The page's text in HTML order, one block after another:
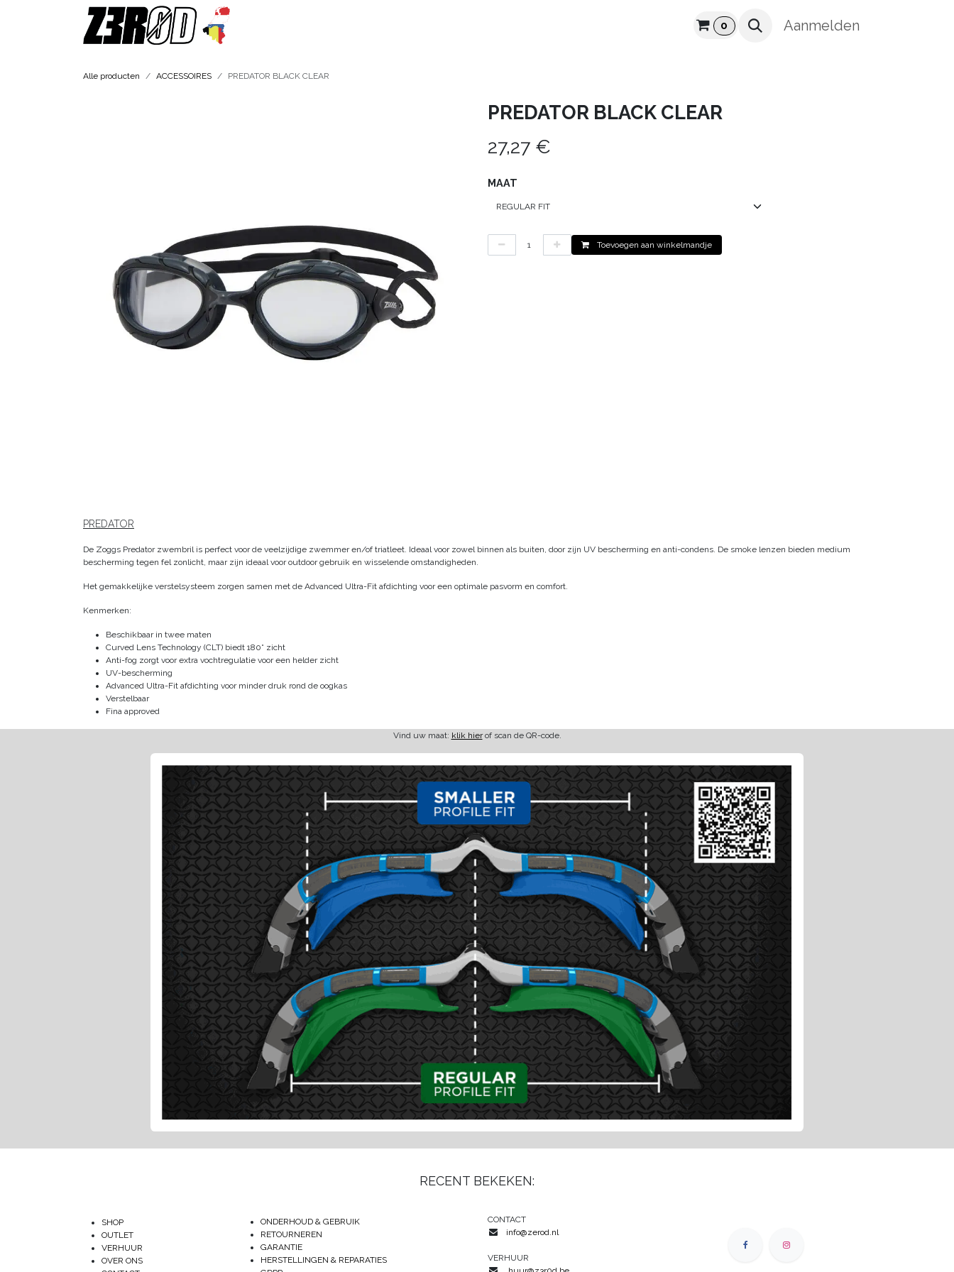
0 Aanmelden
Alle producten ACCESSOIRES PREDATOR BLACK CLEAR
PREDATOR BLACK CLEAR
27,27 €
MAAT
Toevoegen aan winkelmandje
PREDATOR
De Zoggs Predator zwembril is perfect voor de veelzijdige zwemmer en/of triatleet. Ideaal voor zowel binnen als buiten, door zijn UV bescherming en anti-condens. De smoke lenzen bieden medium
bescherming tegen fel zonlicht, maar zijn ideaal voor outdoor gebruik en wisselende omstandigheden.
Het gemakkelijke verstelsysteem zorgen samen met de Advanced Ultra-Fit afdichting voor een optimale pasvorm en comfort.
Kenmerken:
Beschikbaar in twee maten
Curved Lens Technology (CLT) biedt 180° zicht
Anti-fog zorgt voor extra vochtregulatie voor een helder zicht
UV-bescherming
Advanced Ultra-Fit afdichting voor minder druk rond de oogkas
Verstelbaar
Fina approved
Vind uw maat: klik hierof scan de QR-code.
RECENT BEKEKEN:
SHOP
OUTLET
VERHUUR
OVER ONS
ONDERHOUD & GEBRUIK
RETOURNEREN
GARANTIE
HERSTELLINGEN & REPARATIES
CONTACT
info@zerod.nl
VERHUUR